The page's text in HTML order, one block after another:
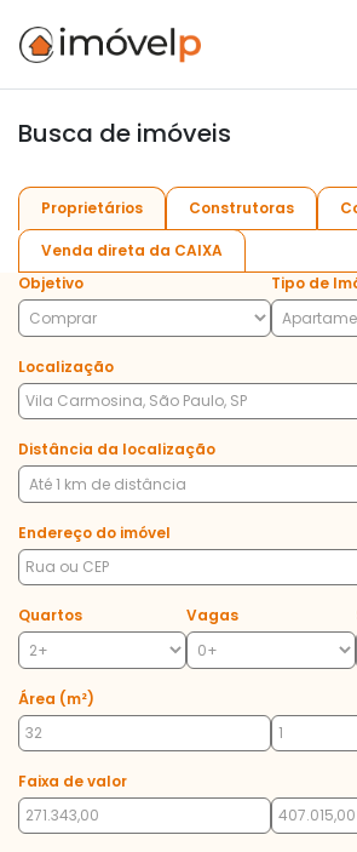
Busca de imóveis
Proprietários Construtoras
Venda direta da CAIXA
Objetivo
Tipo de
Localização
Distância da localização
Endereço do imóvel
Quartos Vagas
Área (m²)
Faixa de valor